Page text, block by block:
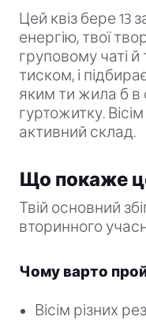
Цей квіз бере 13
енергію, твої
груповому чаті
тиском, і
яким ти жила б в
гуртожитку.
активний склад.
Що покаже
Твій основний
вторинного
Чому варто
Вісім різних